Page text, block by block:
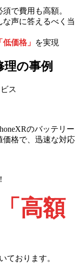
で費用も高額。
な声に答えるべく当
低価格」 を実現
の事例
のバッテリー
価格で、迅速な対応
「高額
ております。